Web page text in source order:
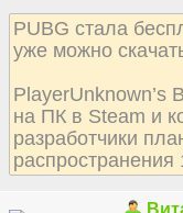
PUBG стала
уже можно
PlayerUnknown’s
на ПК в Steam и
разработчики
распространения